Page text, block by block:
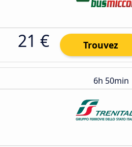
21 € Trouvez
6h 50min